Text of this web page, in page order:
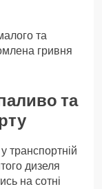
та
гривня
та
транспортній
дизеля
на сотні